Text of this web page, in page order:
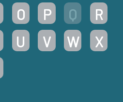
O P Q
R
U V W
X